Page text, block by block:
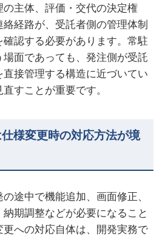
主体、評価・交代の決定権
経路が、受託者側の管理体制
確認する必要があります。常駐
面であっても、発注側が受託
接管理する構造に近づいてい
すことが重要です。
様変更時の対応方法が境
途中で機能追加、画面修正、
期調整などが必要になること
への対応自体は、開発実務で